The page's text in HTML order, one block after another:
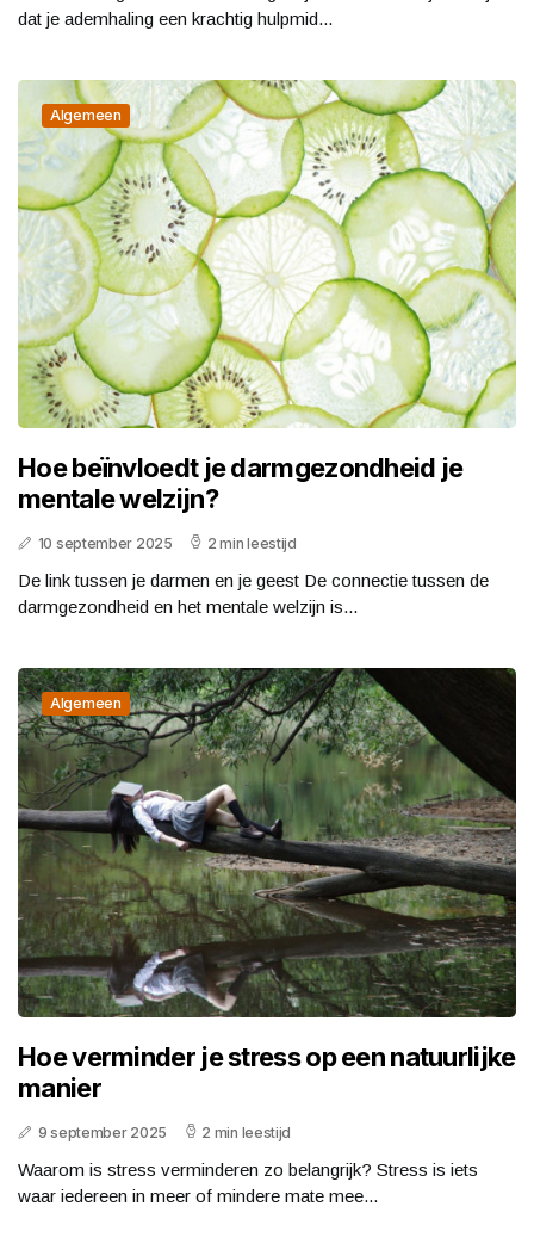
dat je ademhaling een krachtig hulpmid...
Algemeen
Hoe beïnvloedt je darmgezondheid je
mentale welzijn?
10 september 2025 2 min leestijd
De link tussen je darmen en je geest De connectie tussen de
darmgezondheid en het mentale welzijn is...
Algemeen
Hoe verminder je stress op een natuurlijke
manier
9 september 2025 2 min leestijd
Waarom is stress verminderen zo belangrijk? Stress is iets
waar iedereen in meer of mindere mate mee...